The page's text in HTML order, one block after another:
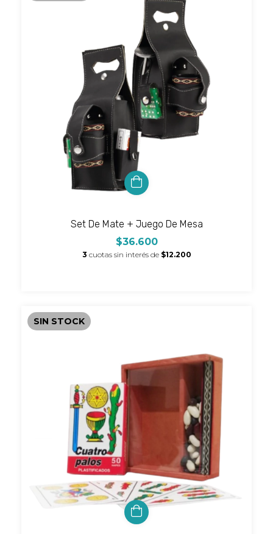
Set De Mate + Juego De Mesa
$36.600
3 cuotas sin interés de $12.200
SIN STOCK